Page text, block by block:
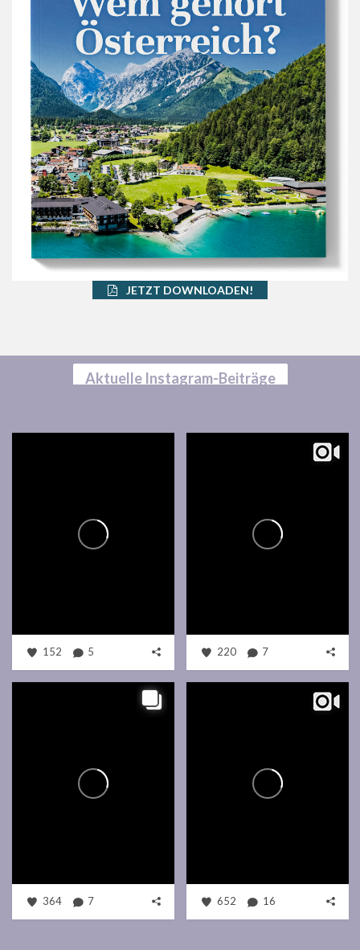
JETZT DOWNLOADEN!
Aktuelle Instagram-Beiträge
152 5 220 7
364 7 652 16